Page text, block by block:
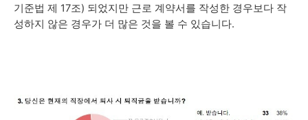
기준법 제 17조) 되었지만 근로 계약서를 작성한 경우보다 작
성하지 않은 경우가 더 많은 것을 볼 수 있습니다.